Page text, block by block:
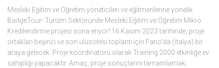
Mesleki Eğitim ve Öğretim yöneticileri ve eğitmenlerine yönelik
BadgeTour- Turizm Sektöründe Mesleki Eğitim ve Öğretim Mikro
Kredilendirme projesi sona eriyor! 16 Kasım 2023 tarihinde, proje
ortakları beşinci ve son ulusötesi toplantı için Fano’da (İtalya) bir
araya gelecek. Proje koordinatörü olarak Training 2000 etkinliğe ev
sahipliği yapacaktır. Amaç, proje sonuçlarını tamamlamak,